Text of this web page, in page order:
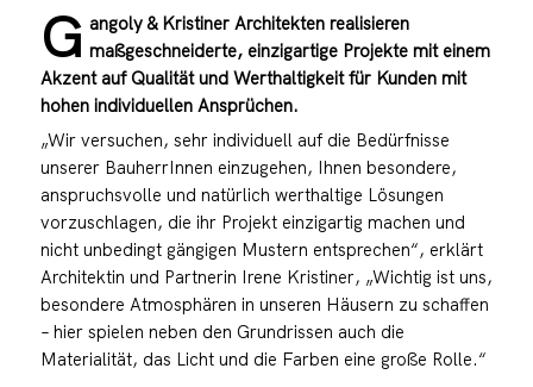
G angoly & Kristiner Architekten realisieren
maßgeschneiderte, einzigartige Projekte mit einem
Akzent auf Qualität und Werthaltigkeit für Kunden mit
hohen individuellen Ansprüchen.
„Wir versuchen, sehr individuell auf die Bedürfnisse
unserer BauherrInnen einzugehen, Ihnen besondere,
anspruchsvolle und natürlich werthaltige Lösungen
vorzuschlagen, die ihr Projekt einzigartig machen und
nicht unbedingt gängigen Mustern entsprechen“, erklärt
Architektin und Partnerin Irene Kristiner, „Wichtig ist uns,
besondere Atmosphären in unseren Häusern zu schaffen
– hier spielen neben den Grundrissen auch die
Materialität, das Licht und die Farben eine große Rolle.“